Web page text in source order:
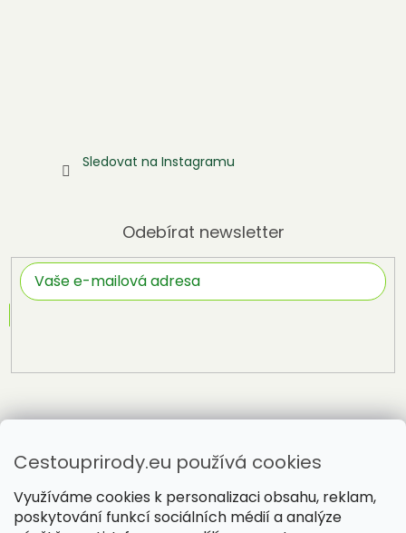
Cestouprirody.eu používá cookies
Využíváme cookies k personalizaci obsahu, reklam,
poskytování funkcí sociálních médií a analýze
Sledovat na Instagramu
Odebírat newsletter